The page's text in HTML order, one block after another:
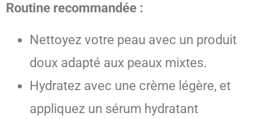
Routine recommandée :
Nettoyez votre peau avec un produit
doux adapté aux peaux mixtes.
Hydratez avec une crème légère, et
appliquez un sérum hydratant